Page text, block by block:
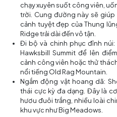
chạy xuyên suốt công viên,
trời. Cung đường này sẽ
cảnh tuyệt đẹp của Thung
Ridge trải dài đến vô tận.
Đi bộ và chinh phục đỉnh
Hawksbill Summit để lên
cảnh công viên hoặc thử
nổi tiếng Old Rag Mountain.
Ngắm động vật hoang dã:
thái cực kỳ đa dạng. Đây là
hươu đuôi trắng, nhiều loài
khu vực như Big Meadows.